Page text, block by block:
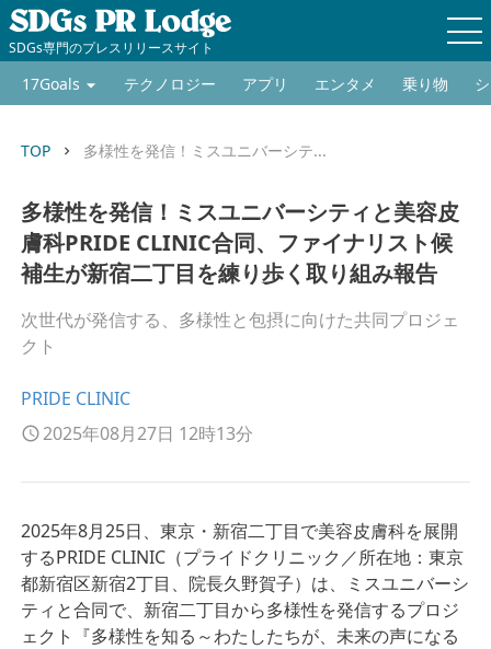
SDGs専門のプレスリリースサイト
17Goals テクノロジー アプリ エンタメ 乗り物
TOP keyboard_arrow_right 多様性を発信！ミスユニバーシテ...
多様性を発信！ミスユニバーシティと美容皮
膚科PRIDE CLINIC合同、ファイナリスト候
補生が新宿二丁目を練り歩く取り組み報告
次世代が発信する、多様性と包摂に向けた共同プロジェ
クト
PRIDE CLINIC
2025年08月27日 12時13分
2025年8月25日、東京・新宿二丁目で美容皮膚科を展開
するPRIDE CLINIC（プライドクリニック／所在地：東京
都新宿区新宿2丁目、院長久野賀子）は、ミスユニバーシ
ティと合同で、新宿二丁目から多様性を発信するプロジ
ェクト『多様性を知る～わたしたちが、未来の声になる